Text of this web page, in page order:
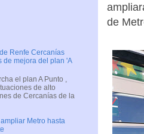
de
Renfe Cercanías
de mejora del plan 'A
el plan A Punto ,
de alto
de Cercanías de la
Metro hasta